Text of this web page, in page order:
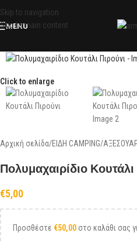
Skip to navigation
Skip to main content
MENU
Click to enlarge
Αρχική σελίδα/ΕΙΔΗ CAMPING/
Πολυμαχαιρίδιο Κουτάλι
€5,00
Προσθέστε €50,00 στο καλάθι σας